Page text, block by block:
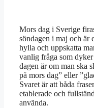
Mors dag i Sverige
söndagen i maj och är
hylla och uppskatta
vanlig fråga som
dagen är om man ska
på mors dag” eller
Svaret är att båda
etablerade och
använda.